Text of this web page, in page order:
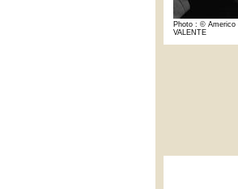
Photo : © Americo
VALENTE